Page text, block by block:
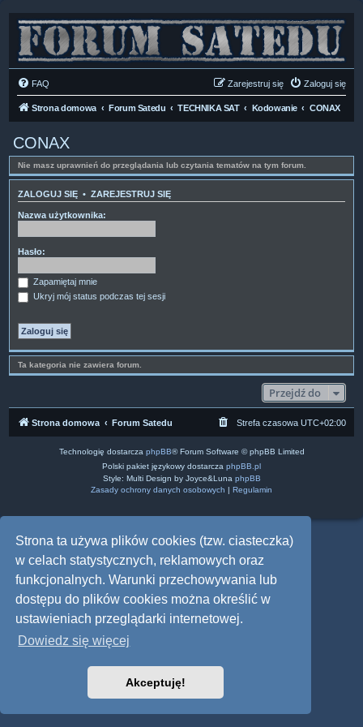
Strona ta używa plików cookies (tzw. ciasteczka)
w celach statystycznych, reklamowych oraz
funkcjonalnych. Warunki przechowywania lub
dostępu do plików cookies można określić w
ustawieniach przeglądarki internetowej.
Dowiedz się więcej
Akceptuję!
FAQ Zaloguj się
Zarejestruj się
Strona domowa Forum Satedu TECHNIKA SAT Kodowanie CONAX
CONAX
Nie masz uprawnień do przeglądania lub czytania tematów na tym forum.
ZALOGUJ SIĘ • ZAREJESTRUJ SIĘ
Nazwa użytkownika:
Hasło:
Zapamiętaj mnie
Ukryj mój status podczas tej sesji
Ta kategoria nie zawiera forum.
Przejdź do
Strona domowa Forum Satedu Strefa czasowa UTC+02:00
Technologię dostarcza phpBB® Forum Software © phpBB Limited
Polski pakiet językowy dostarcza phpBB.pl
Style: Multi Design by Joyce&Luna phpBB
Zasady ochrony danych osobowych | Regulamin